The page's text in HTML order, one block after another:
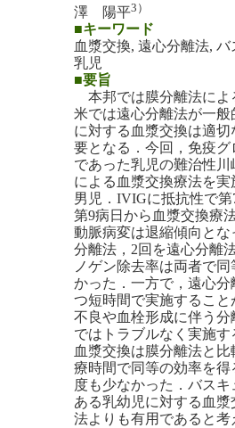
澤 陽平3）
■キーワード
血漿交換, 遠心分離法,
乳児
■要旨
本邦では膜分離法によ
米では遠心分離法が一
に対する血漿交換は適
要となる．今回，免疫
であった乳児の難治性
による血漿交換療法を
男児．IVIGに抵抗性で
第9病日から血漿交換療
動脈病変は退縮傾向と
分離法，2回を遠心分離
ノゲン除去率は両者で
かった．一方で，遠心
つ短時間で実施するこ
不良や血栓形成に伴う
ではトラブルなく実施
血漿交換は膜分離法と
療時間で同等の効率を
度も少なかった．バス
ある乳幼児に対する血
法よりも有用であると考